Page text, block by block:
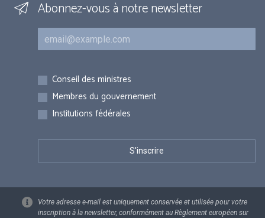
Abonnez-vous à notre newsletter
Courriel
Inscriptions
Conseil des ministres
Membres du gouvernement
Institutions fédérales
Votre adresse e-mail est uniquement conservée et utilisée pour votre
inscription à la newsletter, conformément au Règlement européen sur